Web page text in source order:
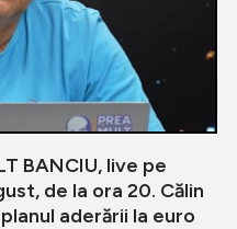
BANCIU, live pe
de la ora 20. Călin
aderării la euro